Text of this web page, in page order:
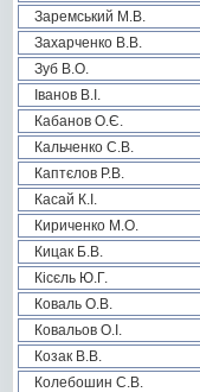
Заремський М.В.
Захарченко В.В.
Зуб В.О.
Іванов В.І.
Кабанов О.Є.
Кальченко С.В.
Каптєлов Р.В.
Касай К.І.
Кириченко М.О.
Кицак Б.В.
Кісєль Ю.Г.
Коваль О.В.
Ковальов О.І.
Козак В.В.
Колебошин С.В.